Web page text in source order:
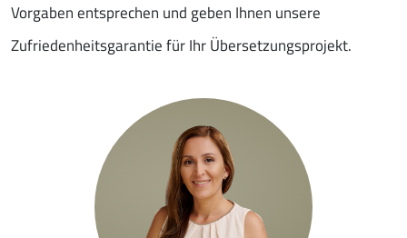
Vorgaben entsprechen und geben Ihnen unsere
Zufriedenheitsgarantie für Ihr Übersetzungsprojekt.